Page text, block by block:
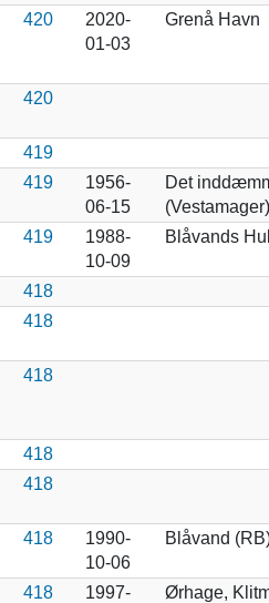
420
2020-
01-03
Grenå Havn
420
419
419
1956-
06-15
Det
(Vestamager)
419
1988-
10-09
Blåvands
418
418
418
418
418
418
1990-
10-06
Blåvand
418
1997-
Ørhage,